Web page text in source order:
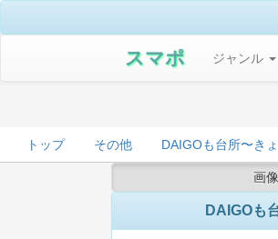
スマポ ジャンル
トップ その他 DAIGOも台所〜き
画
DAIGOも